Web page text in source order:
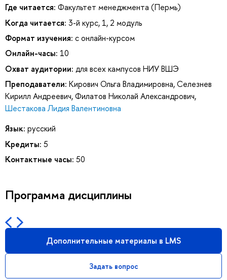
Где читается: Факультет менеджмента (Пермь)
Когда читается: 3-й курс, 1, 2 модуль
Формат изучения: с онлайн-курсом
Онлайн-часы: 10
Охват аудитории: для всех кампусов НИУ ВШЭ
Преподаватели: Кирович Ольга Владимировна,Селезнев
Кирилл Андреевич,Филатов Николай Александрович,
Шестакова Лидия Валентиновна
Язык: русский
Кредиты: 5
Контактные часы: 50
Программа дисциплины
Дополнительные материалы в LMS
Задать вопрос